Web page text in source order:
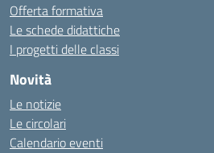
Offerta formativa
Le schede didattiche
I progetti delle classi
Novità
Le notizie
Le circolari
Calendario eventi